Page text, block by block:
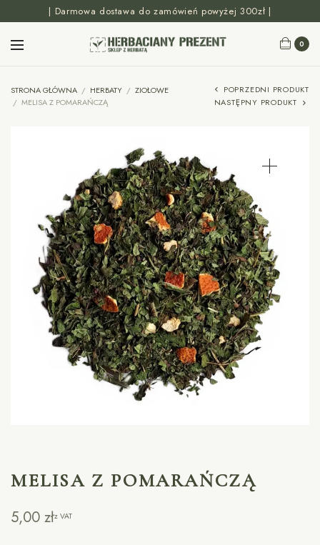
| Darmowa dostawa do zamówień powyżej 300zł |
0
STRONA GŁÓWNA / HERBATY / ZIOŁOWE
/ MELISA Z POMARAŃCZĄ
POPRZEDNI PRODUKT
NASTĘPNY PRODUKT
MELISA Z POMARAŃCZĄ
5,00złz VAT